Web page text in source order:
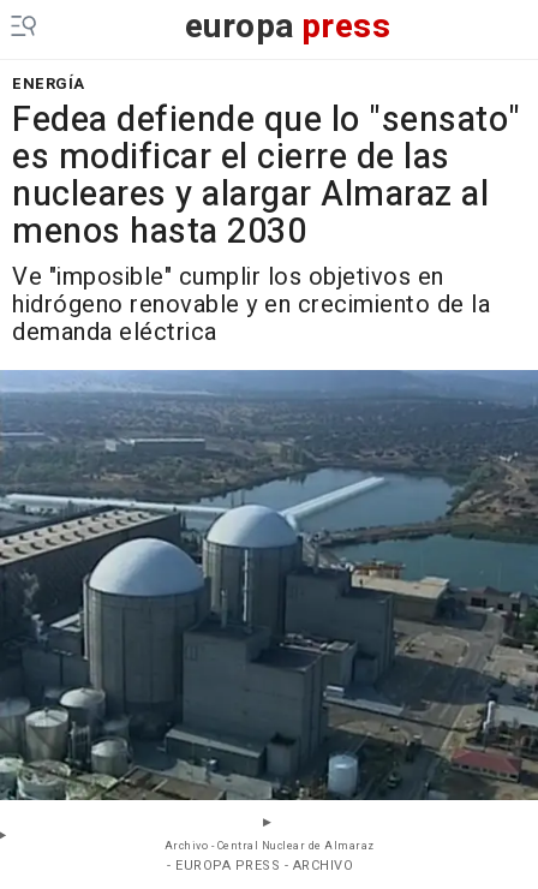
europa press
ENERGÍA
Fedea defiende que lo "sensato"
es modificar el cierre de las
nucleares y alargar Almaraz al
menos hasta 2030
Ve "imposible" cumplir los objetivos en
hidrógeno renovable y en crecimiento de la
demanda eléctrica
Archivo - Central Nuclear de Almaraz
- EUROPA PRESS - ARCHIVO